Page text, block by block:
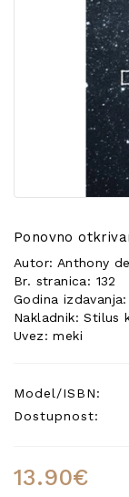
Ponovno
Autor: Anthony
Br. stranica: 132
Godina
Nakladnik: Stilus
Uvez: meki
Model/ISBN:
Dostupnost:
13.90€